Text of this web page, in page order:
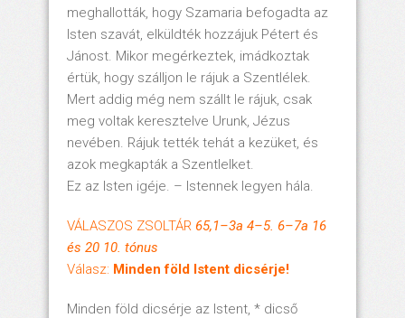
meghallották, hogy Szamaria befogadta az
Isten szavát, elküldték hozzájuk Pétert és
Jánost. Mikor megérkeztek, imádkoztak
értük, hogy szálljon le rájuk a Szentlélek.
Mert addig még nem szállt le rájuk, csak
meg voltak keresztelve Urunk, Jézus
nevében. Rájuk tették tehát a kezüket, és
azok megkapták a Szentlelket.
Ez az Isten igéje. – Istennek legyen hála.
VÁLASZOS ZSOLTÁR 65,1–3a 4–5. 6–7a 16
és 20 10. tónus
Válasz: Minden föld Istent dicsérje!
Minden föld dicsérje az Istent, * dicső